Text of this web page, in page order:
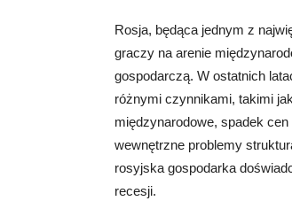
Rosja, będąca jednym z
graczy na arenie
gospodarczą. W ostatnich
różnymi czynnikami, takimi
międzynarodowe, spadek
wewnętrzne problemy
rosyjska gospodarka
recesji.